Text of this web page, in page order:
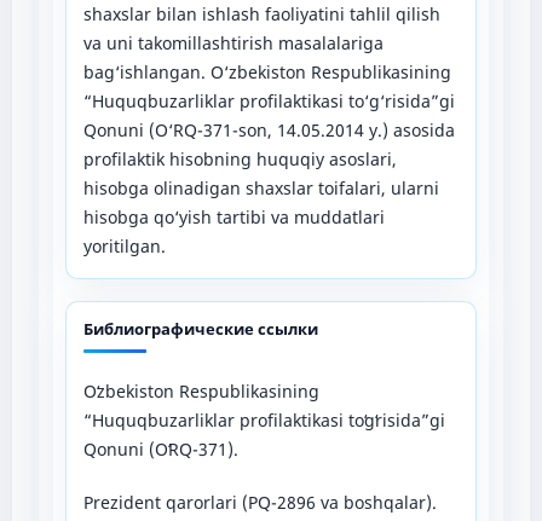
shaxslar bilan ishlash faoliyatini tahlil qilish
va uni takomillashtirish masalalariga
bag‘ishlangan. O‘zbekiston Respublikasining
“Huquqbuzarliklar profilaktikasi to‘g‘risida”gi
Qonuni (O‘RQ-371-son, 14.05.2014 y.) asosida
profilaktik hisobning huquqiy asoslari,
hisobga olinadigan shaxslar toifalari, ularni
hisobga qo‘yish tartibi va muddatlari
yoritilgan.
Библиографические ссылки
Oʻzbekiston Respublikasining
“Huquqbuzarliklar profilaktikasi toʻgʻrisida”gi
Qonuni (OʻRQ-371).
Prezident qarorlari (PQ-2896 va boshqalar).